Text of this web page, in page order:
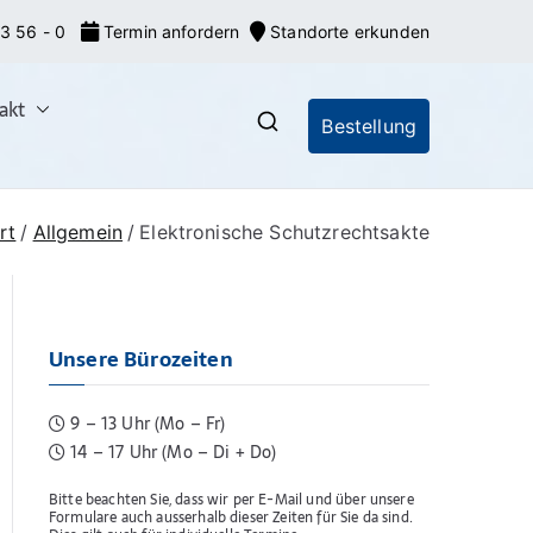
56 - 0 Termin anfordern Standorte erkunden
Markeneroberer
(EU-Marken) und IR-Marken
Markenrecherchen
Bestellung
Allgemein Elektronische Schutzrechtsakte
Unsere Bürozeiten
9 – 13 Uhr (Mo – Fr)
14 – 17 Uhr (Mo – Di + Do)
Bitte beachten Sie, dass wir per E-Mail und über unsere
Formulare auch ausserhalb dieser Zeiten für Sie da sind.